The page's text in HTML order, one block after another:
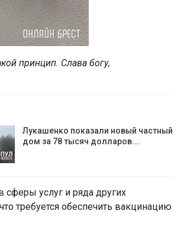
принцип. Слава богу,
Лукашенко показали новый частный
дом за 78 тысяч долларов.…
сферы услуг и ряда других
требуется обеспечить вакцинацию